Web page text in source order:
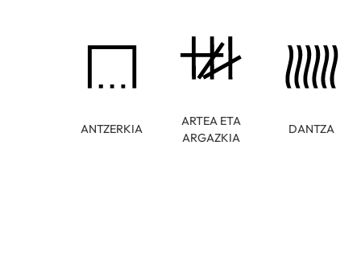
ANTZERKIA
ARTEA ETA
ARGAZKIA
DANTZA